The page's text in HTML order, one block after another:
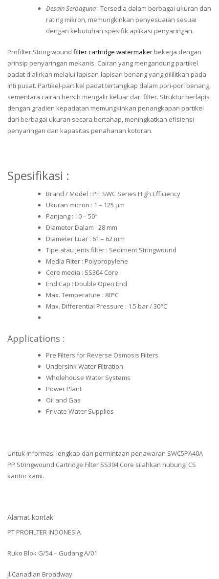
Desain Serbaguna : Tersedia dalam berbagai ukuran dan
rating mikron, memungkinkan penyesuaian sesuai
dengan kebutuhan spesifik aplikasi penyaringan.
Profilter String wound filter cartridge watermaker bekerja dengan
prinsip penyaringan mekanis. Cairan yang mengandung partikel
padat dialirkan melalui lapisan-lapisan benang yang dililitkan pada
inti pusat. Partikel-partikel padat tertangkap dalam pori-pori benang,
sementara cairan bersih mengalir keluar dari filter. Struktur berlapis
dengan gradien kepadatan memungkinkan penangkapan partikel
dari berbagai ukuran secara bertahap, meningkatkan efisiensi
penyaringan dan kapasitas penahanan kotoran.
Spesifikasi :
Brand / Model : PFI SWC Series High Efficiency
Ukuran micron : 1 – 125 μm
Panjang : 10 – 50″
Diameter Dalam : 28 mm
Diameter Luar : 61 – 62 mm
Tipe atau jenis filter : Sediment Stringwound
Media Filter : Polypropylene
Core media : SS304 Core
End Cap : Double Open End
Max. Temperature : 80°C
Max. Differential Pressure : 1.5 bar / 30°C
Applications :
Pre Filters for Reverse Osmosis Filters
Undersink Water Filtration
Wholehouse Water Systems
Power Plant
Oil and Gas
Private Water Supplies
Untuk informasi lengkap dan permintaan penawaran SWC5PA40A
PP Stringwound Cartridge Filter SS304 Core silahkan hubungi CS
kantor kami.
Alamat kontak
PT PROFILTER INDONESIA
Ruko Blok G/54 – Gudang A/01
Jl.Canadian Broadway